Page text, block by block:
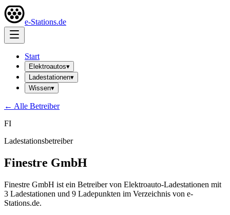
e-Stations.de
Start
Elektroautos▾
Ladestationen▾
Wissen▾
← Alle Betreiber
FI
Ladestationsbetreiber
Finestre GmbH
Finestre GmbH ist ein Betreiber von Elektroauto-Ladestationen mit
3 Ladestationen und 9 Ladepunkten im Verzeichnis von e-
Stations.de.